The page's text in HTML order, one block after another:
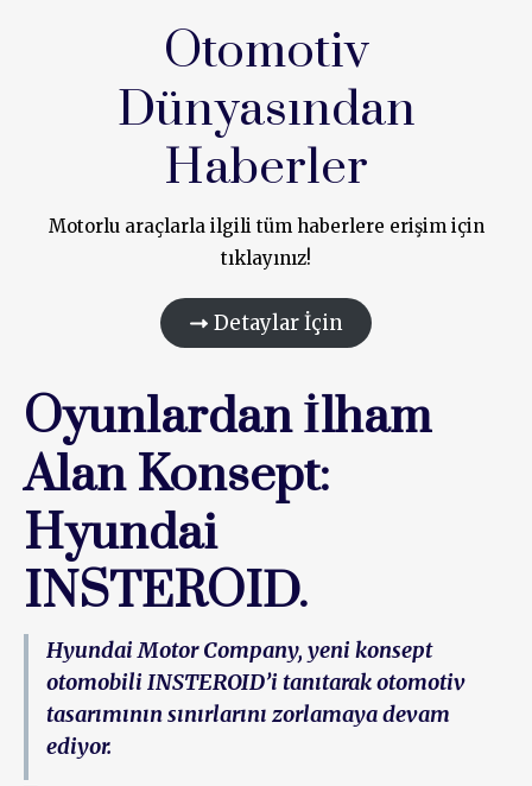
Otomotiv
Dünyasından
Haberler
Motorlu araçlarla ilgili tüm haberlere erişim için
tıklayınız!
Detaylar İçin
Oyunlardan İlham
Alan Konsept:
Hyundai
INSTEROID.
Hyundai Motor Company, yeni konsept
otomobili INSTEROID’i tanıtarak otomotiv
tasarımının sınırlarını zorlamaya devam
ediyor.